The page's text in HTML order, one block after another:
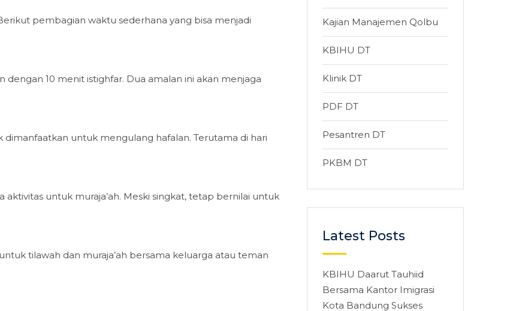
pembagian waktu sederhana yang bisa menjadi
dengan 10 menit istighfar. Dua amalan ini akan menjaga
untuk mengulang hafalan. Terutama di hari
untuk muraja’ah. Meski singkat, tetap bernilai untuk
tilawah dan muraja’ah bersama keluarga atau teman
Kajian Manajemen Qolbu
KBIHU DT
Klinik DT
PDF DT
Pesantren DT
PKBM DT
Latest Posts
KBIHU Daarut Tauhiid
Bersama Kantor Imigrasi
Kota Bandung Sukses